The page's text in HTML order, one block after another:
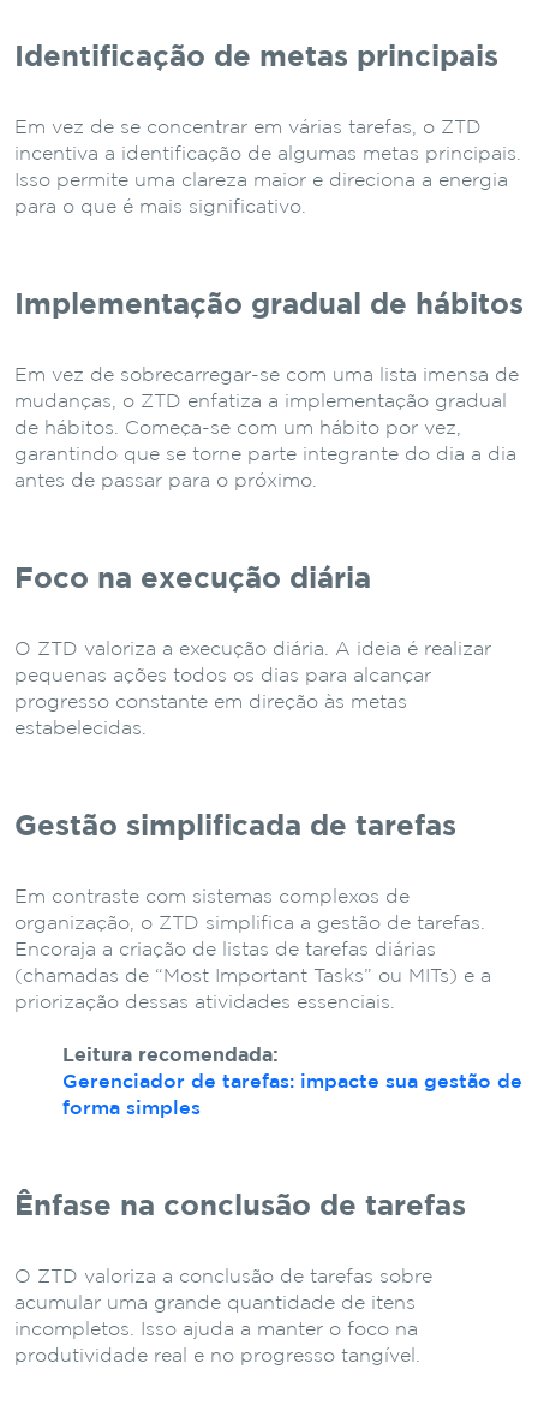
Identificação de metas principais
Em vez de se concentrar em várias tarefas, o ZTD
incentiva a identificação de algumas metas principais.
Isso permite uma clareza maior e direciona a energia
para o que é mais significativo.
Implementação gradual de hábitos
Em vez de sobrecarregar-se com uma lista imensa de
mudanças, o ZTD enfatiza a implementação gradual
de hábitos. Começa-se com um hábito por vez,
garantindo que se torne parte integrante do dia a dia
antes de passar para o próximo.
Foco na execução diária
O ZTD valoriza a execução diária. A ideia é realizar
pequenas ações todos os dias para alcançar
progresso constante em direção às metas
estabelecidas.
Gestão simplificada de tarefas
Em contraste com sistemas complexos de
organização, o ZTD simplifica a gestão de tarefas.
Encoraja a criação de listas de tarefas diárias
(chamadas de “Most Important Tasks” ou MITs) e a
priorização dessas atividades essenciais.
Leitura recomendada:
Gerenciador de tarefas: impacte sua gestão de
forma simples
Ênfase na conclusão de tarefas
O ZTD valoriza a conclusão de tarefas sobre
acumular uma grande quantidade de itens
incompletos. Isso ajuda a manter o foco na
produtividade real e no progresso tangível.